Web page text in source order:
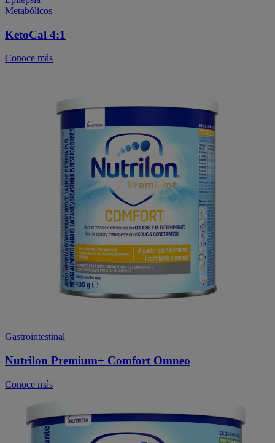
Metabólicos
KetoCal 4:1
Conoce más
Gastrointestinal
Nutrilon Premium+ Comfort Omneo
Conoce más